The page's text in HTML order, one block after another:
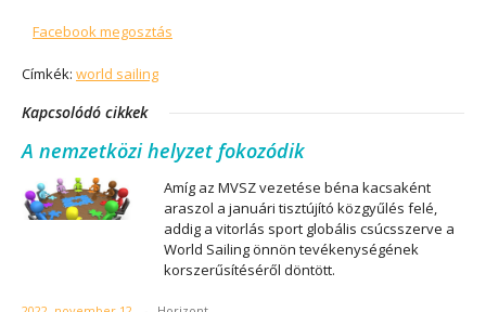
Facebook megosztás
Címkék: world sailing
Kapcsolódó cikkek
A nemzetközi helyzet fokozódik
Amíg az MVSZ vezetése béna kacsaként
araszol a januári tisztújító közgyűlés felé,
addig a vitorlás sport globális csúcsszerve a
World Sailing önnön tevékenységének
korszerűsítéséről döntött.